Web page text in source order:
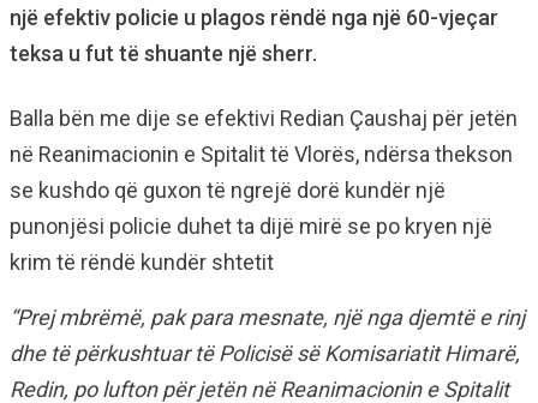
një efektiv policie u plagos rëndë nga një 60-vjeçar
teksa u fut të shuante një sherr.
Balla bën me dije se efektivi Redian Çaushaj për jetën
në Reanimacionin e Spitalit të Vlorës, ndërsa thekson
se kushdo që guxon të ngrejë dorë kundër një
punonjësi policie duhet ta dijë mirë se po kryen një
krim të rëndë kundër shtetit
“Prej mbrëmë, pak para mesnate, një nga djemtë e rinj
dhe të përkushtuar të Policisë së Komisariatit Himarë,
Redin, po lufton për jetën në Reanimacionin e Spitalit